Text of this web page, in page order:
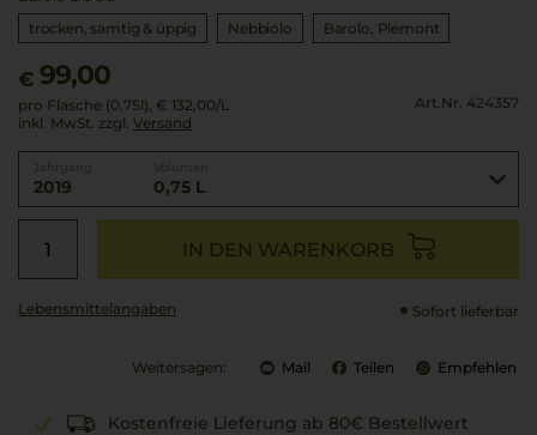
trocken, samtig & üppig
Nebbiolo Barolo Piemont
€ 99,00
pro Flasche (0.75l), € 132,00/L
inkl. MwSt. zzgl. Versand
Art.Nr. 424357
2019 0,75 L
IN DEN WARENKORB
Lebensmittel­angaben Sofort lieferbar
Weitersagen: Mail Teilen Empfehlen
Kostenfreie Lieferung ab 80€ Bestellwert